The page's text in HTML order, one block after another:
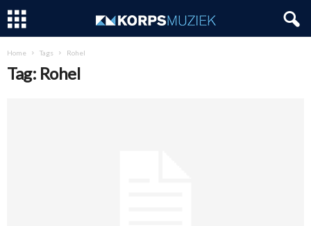
Home Tags Rohel
Tag: Rohel